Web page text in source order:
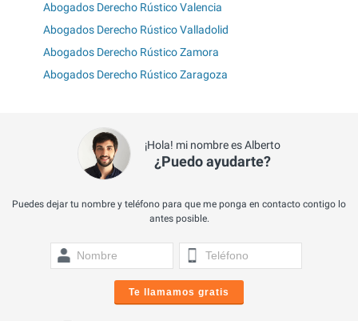
Abogados Derecho Rústico Valencia
Abogados Derecho Rústico Valladolid
Abogados Derecho Rústico Zamora
Abogados Derecho Rústico Zaragoza
¡Hola! mi nombre es Alberto
¿Puedo ayudarte?
Puedes dejar tu nombre y teléfono para que me ponga en contacto contigo lo
antes posible.
Te llamamos gratis